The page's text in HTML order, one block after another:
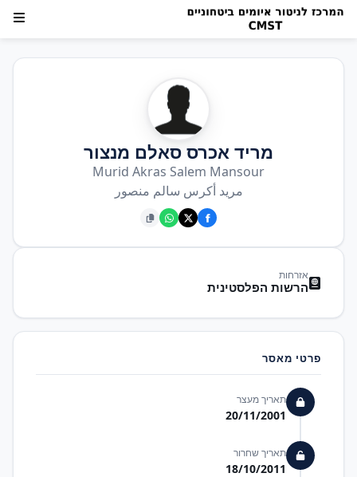
מריד אכרס סאלם מנצור
Murid Akras Salem Mansour
مريد أكرس سالم منصور
אזרחות
הרשות הפלסטינית
פרטי מאסר
תאריך מעצר
20/11/2001
תאריך שחרור
18/10/2011